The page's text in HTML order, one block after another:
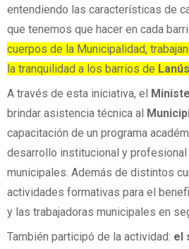
entendiendo las características de
que tenemos que hacer en cada
cuerpos de la Municipalidad,
la tranquilidad a los barrios de Lanús
A través de esta iniciativa, el
brindar asistencia técnica al
capacitación de un programa
desarrollo institucional y
municipales. Además de distintos
actividades formativas para el
y las trabajadoras municipales en
También participó de la actividad: el